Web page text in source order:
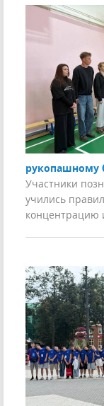
рукопашному
Участники
учились
концентрацию